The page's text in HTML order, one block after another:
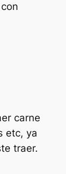
carne
etc, ya
traer.